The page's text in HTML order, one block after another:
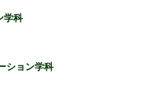
学科
ション学科